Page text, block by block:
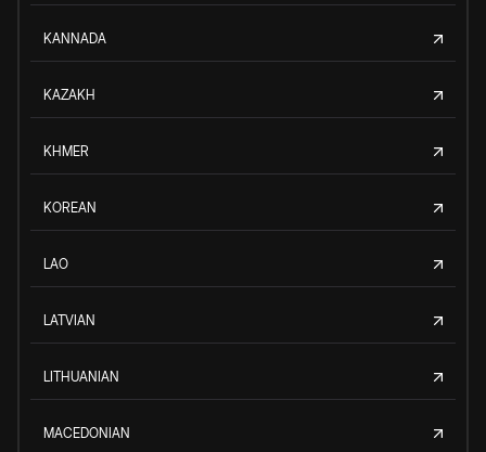
KANNADA
KAZAKH
KHMER
KOREAN
LAO
LATVIAN
LITHUANIAN
MACEDONIAN